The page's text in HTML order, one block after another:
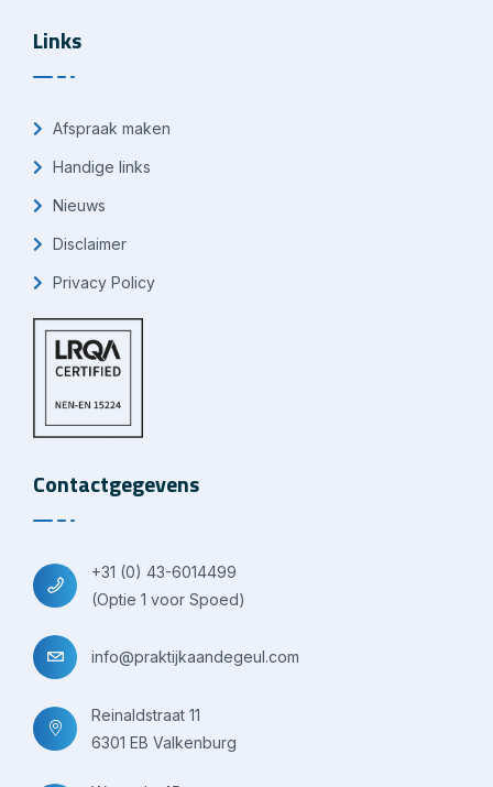
Links
Afspraak maken
Handige links
Nieuws
Disclaimer
Privacy Policy
Contactgegevens
+31 (0) 43-6014499
(Optie 1 voor Spoed)
info@praktijkaandegeul.com
Reinaldstraat 11
6301 EB Valkenburg